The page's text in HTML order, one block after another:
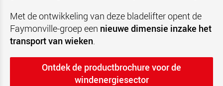
Met de ontwikkeling van deze bladelifter opent de
Faymonville-groep een nieuwe dimensie inzake het
transport van wieken.
Ontdek de productbrochure voor de
windenergiesector